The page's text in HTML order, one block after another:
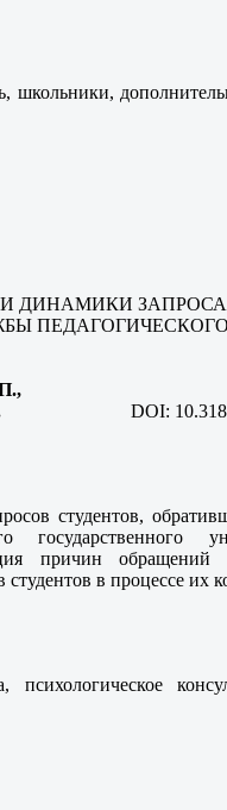
школьники,
ДИНАМИКИ
DOI:
студентов,
причин
в процессе их
психологическое